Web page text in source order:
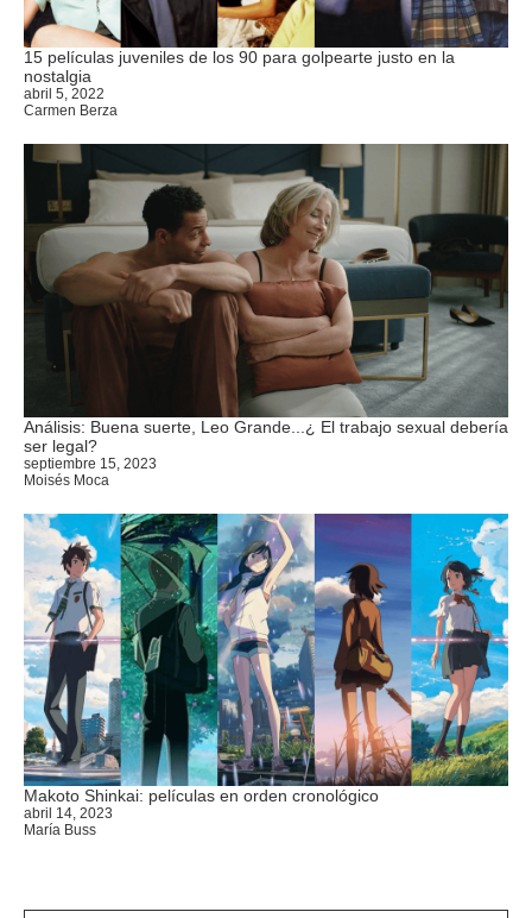
15 películas juveniles de los 90 para golpearte justo en la
nostalgia
abril 5, 2022
Carmen Berza
Análisis: Buena suerte, Leo Grande...¿ El trabajo sexual debería
ser legal?
septiembre 15, 2023
Moisés Moca
Makoto Shinkai: películas en orden cronológico
abril 14, 2023
María Buss